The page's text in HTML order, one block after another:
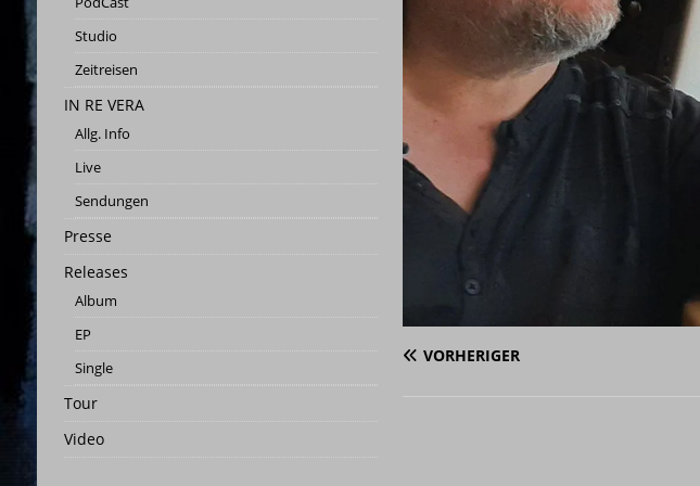
STUDIO | SCHNITTPLATZ
STUDIO
Studio-Panorama
STUDIO
PRESSEMITTEILUNG Q1-1/2026 ALBUM
VORHERIGER
Studio
Zeitreisen
IN RE VERA
Allg. Info
Live
Sendungen
Presse
Releases
Album
EP
Single
Tour
Video